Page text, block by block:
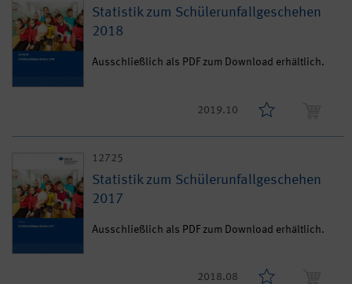
Statistik zum Schülerunfallgeschehen
2018
Ausschließlich als PDF zum Download erhältlich.
2019.10
12725
Statistik zum Schülerunfallgeschehen
2017
Ausschließlich als PDF zum Download erhältlich.
2018.08